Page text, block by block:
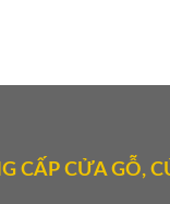
CẤP CỬA GỖ,